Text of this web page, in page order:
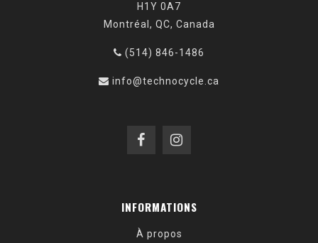
H1Y 0A7
Montréal, QC, Canada
(514) 846-1486
info@technocycle.ca
INFORMATIONS
À propos